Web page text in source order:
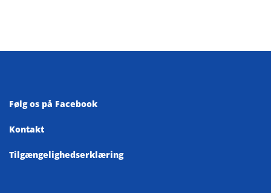
Følg os på Facebook
Kontakt
Tilgængelighedserklæring